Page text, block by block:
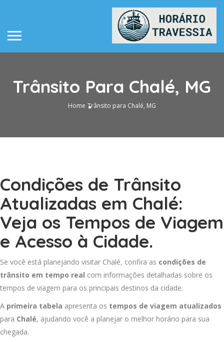
Trânsito Para Chalé, MG
Home Trânsito para Chalé, MG
Condições de Trânsito
Atualizadas em Chalé:
Veja os Tempos de Viagem
e Acesso à Cidade.
Se você está planejando visitar Chalé, confira as condições de
trânsito em tempo real com informações detalhadas sobre os
tempos de viagem para os principais destinos da cidade.
A primeira tabela apresenta os tempos de viagem atualizados
para Chalé, ajudando você a planejar o melhor horário para sua
chegada.